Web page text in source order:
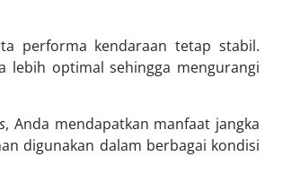
performa kendaraan tetap stabil.
lebih optimal sehingga mengurangi
, Anda mendapatkan manfaat jangka
digunakan dalam berbagai kondisi